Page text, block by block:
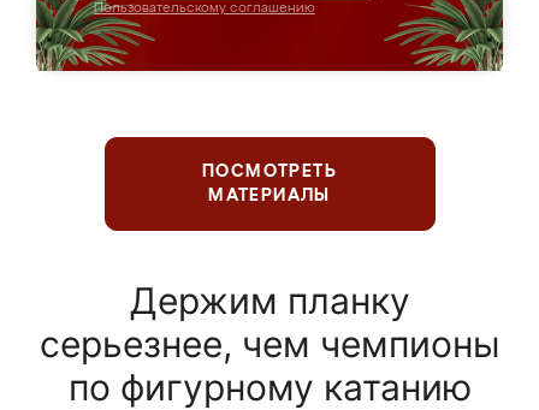
Пользовательскому соглашению
ПОСМОТРЕТЬ
МАТЕРИАЛЫ
Держим планку
серьезнее, чем чемпионы
по фигурному катанию